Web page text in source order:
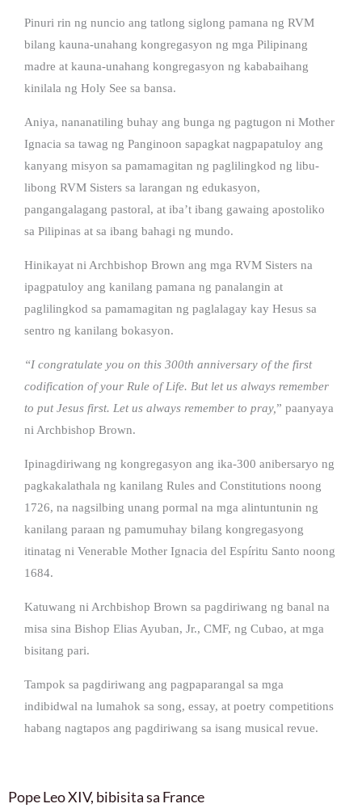
Pinuri rin ng nuncio ang tatlong siglong pamana ng RVM
bilang kauna-unahang kongregasyon ng mga Pilipinang
madre at kauna-unahang kongregasyon ng kababaihang
kinilala ng Holy See sa bansa.
Aniya, nananatiling buhay ang bunga ng pagtugon ni Mother
Ignacia sa tawag ng Panginoon sapagkat nagpapatuloy ang
kanyang misyon sa pamamagitan ng paglilingkod ng libu-
libong RVM Sisters sa larangan ng edukasyon,
pangangalagang pastoral, at iba’t ibang gawaing apostoliko
sa Pilipinas at sa ibang bahagi ng mundo.
Hinikayat ni Archbishop Brown ang mga RVM Sisters na
ipagpatuloy ang kanilang pamana ng panalangin at
paglilingkod sa pamamagitan ng paglalagay kay Hesus sa
sentro ng kanilang bokasyon.
“I congratulate you on this 300th anniversary of the first
codification of your Rule of Life. But let us always remember
to put Jesus first. Let us always remember to pray,” paanyaya
ni Archbishop Brown.
Ipinagdiriwang ng kongregasyon ang ika-300 anibersaryo ng
pagkakalathala ng kanilang Rules and Constitutions noong
1726, na nagsilbing unang pormal na mga alintuntunin ng
kanilang paraan ng pamumuhay bilang kongregasyong
itinatag ni Venerable Mother Ignacia del Espíritu Santo noong
1684.
Katuwang ni Archbishop Brown sa pagdiriwang ng banal na
misa sina Bishop Elias Ayuban, Jr., CMF, ng Cubao, at mga
bisitang pari.
Tampok sa pagdiriwang ang pagpaparangal sa mga
indibidwal na lumahok sa song, essay, at poetry competitions
habang nagtapos ang pagdiriwang sa isang musical revue.
Pope Leo XIV, bibisita sa France